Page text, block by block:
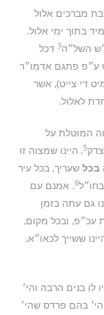
מברכים אלול
בתוך ימי אלול.
השל״ה3 דכל
ע״פ פתגם אדמו״ר
די צייט), אשר
לאלול.
המוטלת על
5, היינו שמצוה זו
בכלשעריך, בכל עיר
6. אמנם עם
גם עתה בזמן
עכ״פ, ובכל מקום,
ששייך לכאו״א,
בנים הרבה והי׳
בהם פרדס שהי׳